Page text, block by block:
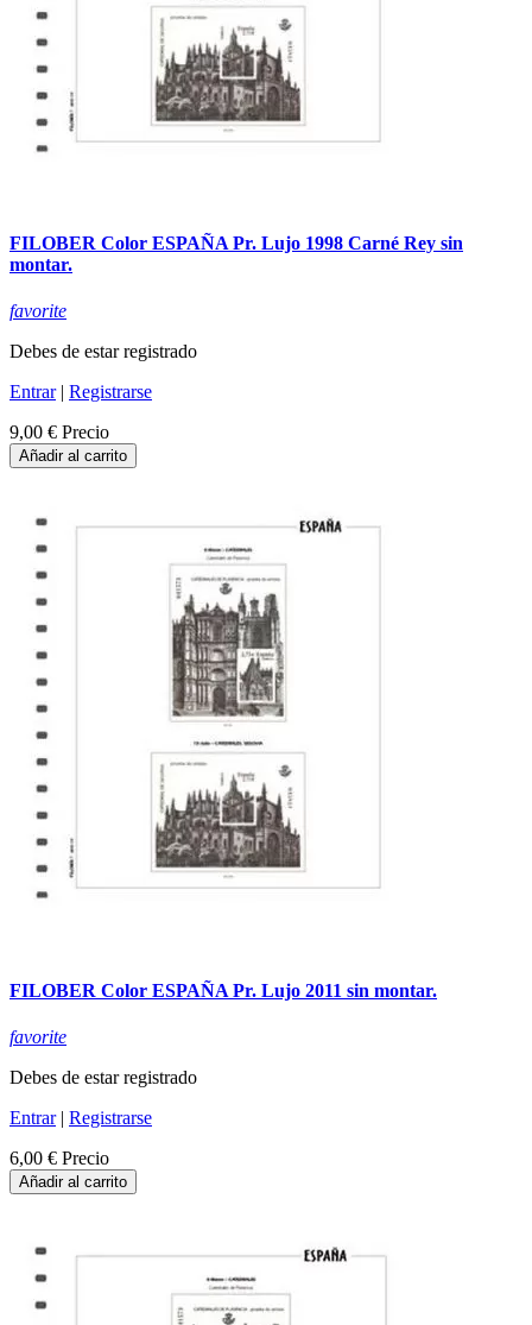
FILOBER Color ESPAÑA Pr. Lujo 1998 Carné Rey sin
montar.
favorite
Debes de estar registrado
Entrar| Registrarse
9,00 € Precio
Añadir al carrito
FILOBER Color ESPAÑA Pr. Lujo 2011 sin montar.
favorite
Debes de estar registrado
Entrar| Registrarse
6,00 € Precio
Añadir al carrito